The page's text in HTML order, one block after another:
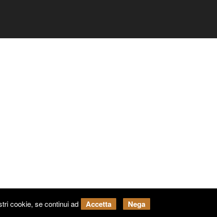
cookie, se continui ad
Accetta Nega